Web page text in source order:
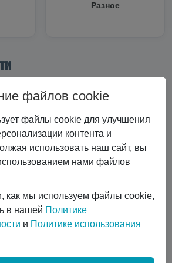
Разное
#Экономика и выбор
#Газовый лазер
#коботы
газов
#Газовые баллоны
файлов cookie
файлы cookie для улучшения
контента и
использовать наш сайт, вы
нами файлов
как мы используем файлы cookie,
в нашей Политике
и Политике использования